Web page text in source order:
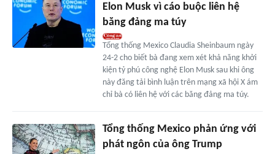
Elon Musk vì cáo buộc liên hệ
băng đảng ma túy
Tổng thống Mexico Claudia Sheinbaum ngày
24-2 cho biết bà đang xem xét khả năng khởi
kiện tỷ phú công nghệ Elon Musk sau khi ông
này đăng tải bình luận trên mạng xã hội X ám
chỉ bà có liên hệ với các băng đảng ma túy.
Tổng thống Mexico phản ứng với
phát ngôn của ông Trump